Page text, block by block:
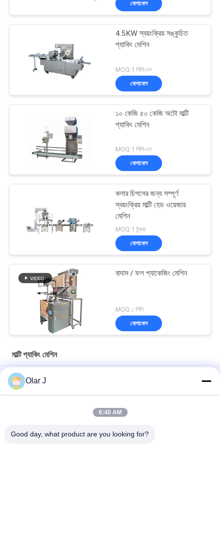
যোগাযোগ
4.5KW স্বয়ংক্রিয় সঙ্কুচিত
প্যাকিং মেশিন
MOQ:1 পিসিএস
যোগাযোগ
১০ কেজি ৫০ কেজি অটো মাল্টি
প্যাকিং মেশিন
MOQ:1 পিসিএস
যোগাযোগ
কলার চিপসের জন্য সম্পূর্ণ
স্বয়ংক্রিয় মাল্টি হেড ওয়েজার
মেশিন
MOQ:1 টুকরা
যোগাযোগ
বাদাম / ফল প্যাকেজিং মেশিন
MOQ:১ পিসি
যোগাযোগ
মাল্টি প্যাকিং মেশিন
YP65 মাল্টি ফাংশন সস প্যাকিং মেশিন উল্লম্ব টাইপ সালাদ সস আইস প্যাক সিলিকন তেল
2600W 15KHZ নরম্যাটিক প্লাস্টিক ওয়েল্ডিং মেশিন এমপি -
Olar J
6:40 AM
Good day, what product are you looking for?